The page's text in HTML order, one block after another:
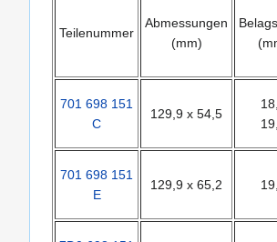
Teilenummer
Abmessungen
(mm)
701 698 151
C
129,9 x 54,5
701 698 151
E
129,9 x 65,2